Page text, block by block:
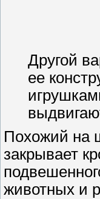
Другой
ее
Похожий на
закрывает
животных и